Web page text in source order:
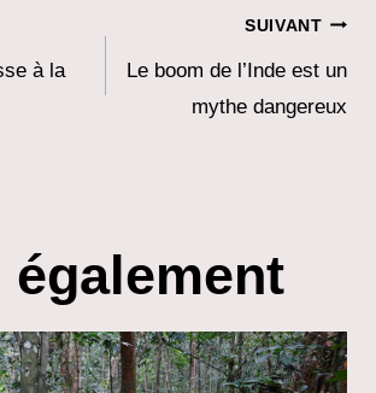
à la
SUIVANT
Le boom de l’Inde est un
mythe dangereux